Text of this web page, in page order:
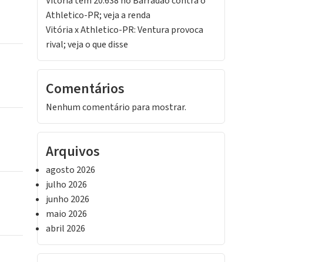
Athletico-PR; veja a renda
Vitória x Athletico-PR: Ventura provoca
rival; veja o que disse
Comentários
Nenhum comentário para mostrar.
Arquivos
agosto 2026
julho 2026
junho 2026
maio 2026
abril 2026